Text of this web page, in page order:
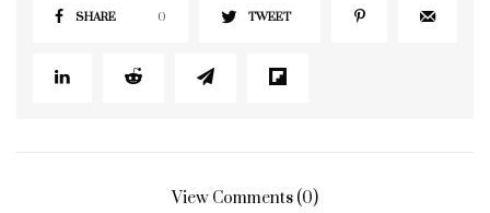
SHARE 0 TWEET
View Comments (0)